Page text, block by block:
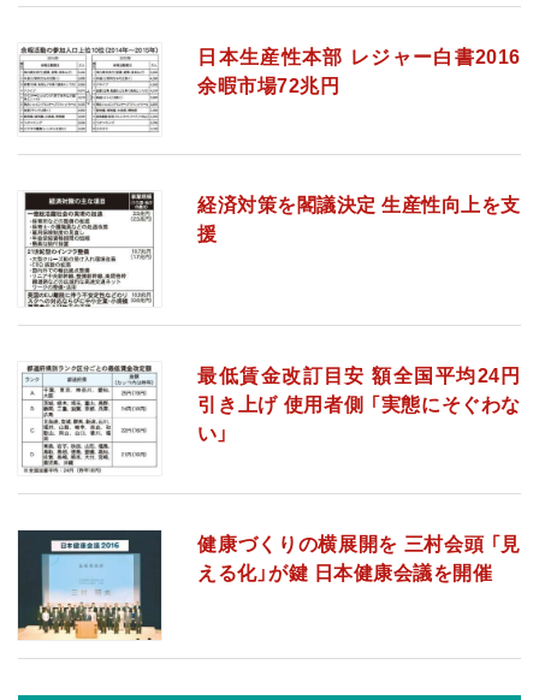
日本生産性本部 レジャー白書2016
余暇市場72兆円
経済対策を閣議決定 生産性向上を支
援
最低賃金改訂目安 額全国平均24円
引き上げ 使用者側 「実態にそぐわな
い」
健康づくりの横展開を 三村会頭 「見
える化」が鍵 日本健康会議を開催